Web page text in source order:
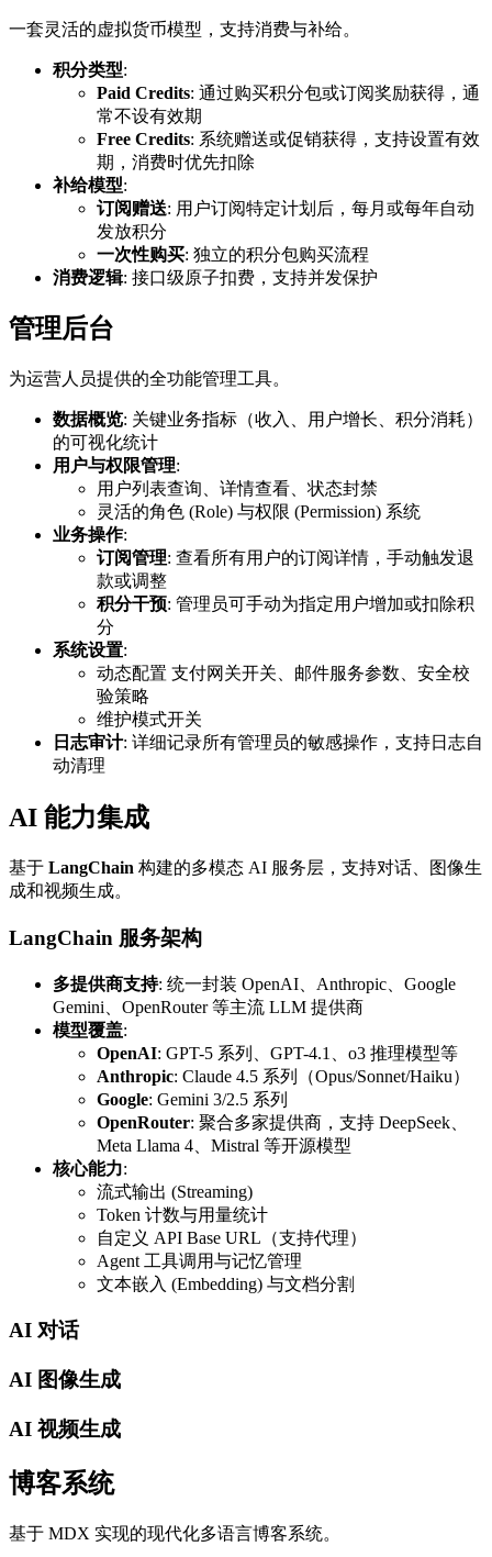
一套灵活的虚拟货币模型，支持消费与补给。
积分类型:
Paid Credits: 通过购买积分包或订阅奖励获得，通
常不设有效期
Free Credits: 系统赠送或促销获得，支持设置有效
期，消费时优先扣除
补给模型:
订阅赠送: 用户订阅特定计划后，每月或每年自动
发放积分
一次性购买: 独立的积分包购买流程
消费逻辑: 接口级原子扣费，支持并发保护
管理后台
为运营人员提供的全功能管理工具。
数据概览: 关键业务指标（收入、用户增长、积分消耗）
的可视化统计
用户与权限管理:
用户列表查询、详情查看、状态封禁
灵活的角色 (Role) 与权限 (Permission) 系统
业务操作:
订阅管理: 查看所有用户的订阅详情，手动触发退
款或调整
积分干预: 管理员可手动为指定用户增加或扣除积
分
系统设置:
动态配置 支付网关开关、邮件服务参数、安全校
验策略
维护模式开关
日志审计: 详细记录所有管理员的敏感操作，支持日志自
动清理
AI 能力集成
基于 LangChain 构建的多模态 AI 服务层，支持对话、图像生
成和视频生成。
LangChain 服务架构
多提供商支持: 统一封装 OpenAI、Anthropic、Google
Gemini、OpenRouter 等主流 LLM 提供商
模型覆盖:
OpenAI: GPT-5 系列、GPT-4.1、o3 推理模型等
Anthropic: Claude 4.5 系列（Opus/Sonnet/Haiku）
Google: Gemini 3/2.5 系列
OpenRouter: 聚合多家提供商，支持 DeepSeek、
Meta Llama 4、Mistral 等开源模型
核心能力:
流式输出 (Streaming)
Token 计数与用量统计
自定义 API Base URL（支持代理）
Agent 工具调用与记忆管理
文本嵌入 (Embedding) 与文档分割
AI 对话
AI 图像生成
AI 视频生成
博客系统
基于 MDX 实现的现代化多语言博客系统。